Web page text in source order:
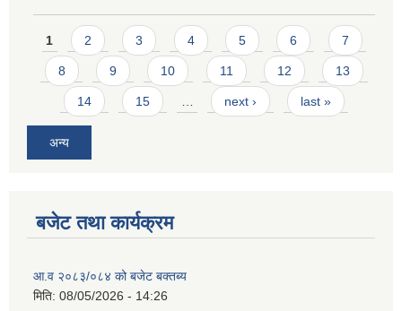
Pages
1 2 3 4 5 6 7
8 9 10 11 12 13
14 15 next › last »
अन्य
बजेट तथा कार्यक्रम
आ.व २०८३/०८४ को बजेट बक्तब्य
मिति: 08/05/2026 - 14:26